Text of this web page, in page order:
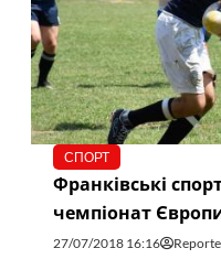
СПОРТ
Франківські
чемпіонат
27/07/2018 16:16